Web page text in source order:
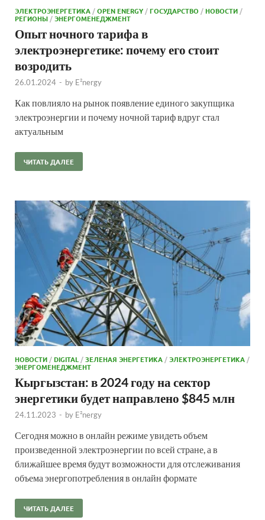
ЭЛЕКТРОЭНЕРГЕТИКА/OPEN ENERGY/ГОСУДАРСТВО /НОВОСТИ/
РЕГИОНЫ/ЭНЕРГОМЕНЕДЖМЕНТ
Опыт ночного тарифа в
электроэнергетике: почему его стоит
возродить
26.01.2024 - by E²nergy
Как повлияло на рынок появление единого закупщика
электроэнергии и почему ночной тариф вдруг стал
актуальным
ЧИТАТЬ ДАЛЕЕ
НОВОСТИ /DIGITAL /ЗЕЛЕНАЯ ЭНЕРГЕТИКА /ЭЛЕКТРОЭНЕРГЕТИКА /
ЭНЕРГОМЕНЕДЖМЕНТ
Кыргызстан: в 2024 году на сектор
энергетики будет направлено $845 млн
24.11.2023 - by E²nergy
Сегодня можно в онлайн режиме увидеть объем
произведенной электроэнергии по всей стране, а в
ближайшее время будут возможности для отслеживания
объема энергопотребления в онлайн формате
ЧИТАТЬ ДАЛЕЕ